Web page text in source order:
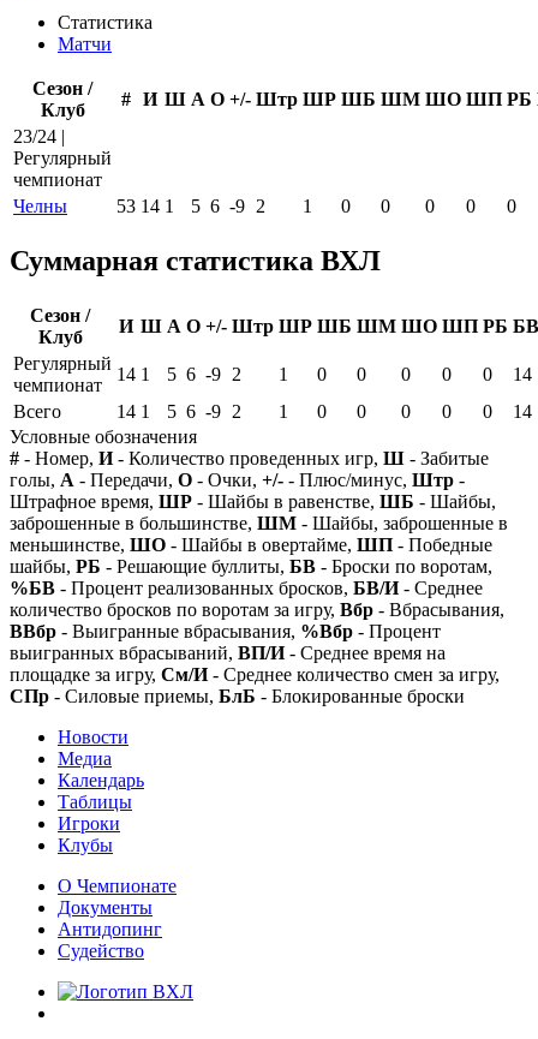
Статистика
Матчи
Сезон /
Клуб
# И Ш А О +/- Штр ШР ШБ ШМ ШО ШП РБ
23/24 |
Регулярный
чемпионат
Челны
53 14 1 5 6 -9 2 1 0 0 0 0 0
Суммарная статистика ВХЛ
Сезон /
Клуб
И Ш А О +/- Штр ШР ШБ ШМ ШО ШП РБ БВ
Регулярный
чемпионат
14 1 5 6 -9 2 1 0 0 0 0 0
14
Всего
14 1 5 6 -9 2 1 0 0 0 0 0
14
Условные обозначения
# - Номер, И- Количество проведенных игр, Ш - Забитые
голы, А - Передачи, О - Очки, +/- - Плюс/минус, Штр -
Штрафное время, ШР - Шайбы в равенстве, ШБ - Шайбы,
заброшенные в большинстве, ШМ - Шайбы, заброшенные в
меньшинстве, ШО - Шайбы в овертайме, ШП - Победные
шайбы, РБ - Решающие буллиты, БВ - Броски по воротам,
%БВ - Процент реализованных бросков, БВ/И- Среднее
количество бросков по воротам за игру, Вбр - Вбрасывания,
ВВбр - Выигранные вбрасывания, %Вбр - Процент
выигранных вбрасываний, ВП/И- Среднее время на
площадке за игру, См/И- Среднее количество смен за игру,
СПр - Силовые приемы, БлБ - Блокированные броски
Новости
Медиа
Календарь
Таблицы
Игроки
Клубы
О Чемпионате
Документы
Антидопинг
Судейство